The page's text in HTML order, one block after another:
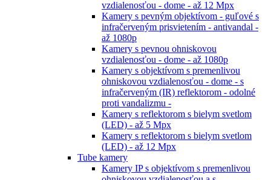
vzdialenosťou - dome - až 12 Mpx
Kamery s pevným objektívom - guľové s
infračerveným prisvietením - antivandal -
až 1080p
Kamery s pevnou ohniskovou
vzdialenosťou - dome - až 1080p
Kamery s objektívom s premenlivou
ohniskovou vzdialenosťou - dome - s
infračerveným (IR) reflektorom - odolné
proti vandalizmu -
Kamery s reflektorom s bielym svetlom
(LED) - až 5 Mpx
Kamery s reflektorom s bielym svetlom
(LED) - až 12 Mpx
Tube kamery
Kamery IP s objektívom s premenlivou